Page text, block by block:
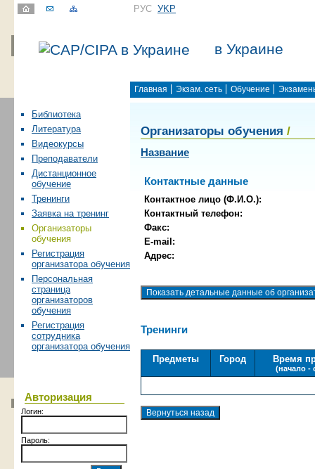
РУС УKР
в Украине
Главная Экзам. сеть Обучение
Библиотека
Литература
Видеокурсы
Преподаватели
Дистанционное
обучение
Тренинги
Заявка на тренинг
Организаторы
обучения
Регистрация
организатора обучения
Персональная
страница
организаторов
обучения
Регистрация
сотрудника
организатора обучения
Авторизация
Логин:
Пароль:
Организаторы обучения /
Название
Контактные данные
Контактное лицо (Ф.И.О.):
Контактный телефон:
Факс:
E-mail:
Адрес:
Тренинги
Предметы Город Время
(начало -